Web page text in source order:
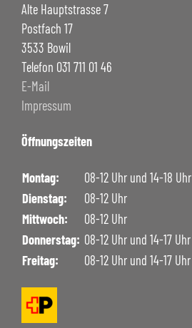
Alte Hauptstrasse 7
Postfach 17
3533 Bowil
Telefon 031 711 01 46
E-Mail
Impressum
Öffnungszeiten
Montag:
08-12 Uhr und 14-18 Uhr
Dienstag:
08-12 Uhr
Mittwoch:
08-12 Uhr
Donnerstag: 08-12 Uhr und 14-17 Uhr
Freitag:
08-12 Uhr und 14-17 Uhr